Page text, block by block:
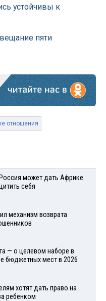
устойчивы к
пяти
отношения
может дать Африке
себя
механизм возврата
— о целевом наборе в
бюджетных мест в 2026
хотят дать право на
ребенком